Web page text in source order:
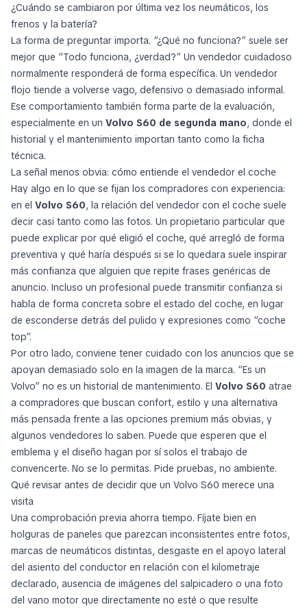
¿Cuándo se cambiaron por última vez los neumáticos, los
frenos y la batería?
La forma de preguntar importa. “¿Qué no funciona?” suele ser
mejor que “Todo funciona, ¿verdad?” Un vendedor cuidadoso
normalmente responderá de forma específica. Un vendedor
flojo tiende a volverse vago, defensivo o demasiado informal.
Ese comportamiento también forma parte de la evaluación,
especialmente en un Volvo S60 de segunda mano, donde el
historial y el mantenimiento importan tanto como la ficha
técnica.
La señal menos obvia: cómo entiende el vendedor el coche
Hay algo en lo que se fijan los compradores con experiencia:
en el Volvo S60, la relación del vendedor con el coche suele
decir casi tanto como las fotos. Un propietario particular que
puede explicar por qué eligió el coche, qué arregló de forma
preventiva y qué haría después si se lo quedara suele inspirar
más confianza que alguien que repite frases genéricas de
anuncio. Incluso un profesional puede transmitir confianza si
habla de forma concreta sobre el estado del coche, en lugar
de esconderse detrás del pulido y expresiones como “coche
top”.
Por otro lado, conviene tener cuidado con los anuncios que se
apoyan demasiado solo en la imagen de la marca. “Es un
Volvo” no es un historial de mantenimiento. El Volvo S60 atrae
a compradores que buscan confort, estilo y una alternativa
más pensada frente a las opciones premium más obvias, y
algunos vendedores lo saben. Puede que esperen que el
emblema y el diseño hagan por sí solos el trabajo de
convencerte. No se lo permitas. Pide pruebas, no ambiente.
Qué revisar antes de decidir que un Volvo S60 merece una
visita
Una comprobación previa ahorra tiempo. Fíjate bien en
holguras de paneles que parezcan inconsistentes entre fotos,
marcas de neumáticos distintas, desgaste en el apoyo lateral
del asiento del conductor en relación con el kilometraje
declarado, ausencia de imágenes del salpicadero o una foto
del vano motor que directamente no esté o que resulte